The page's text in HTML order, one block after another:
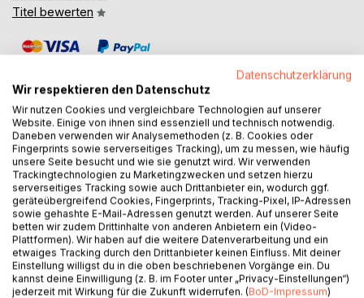
Titel bewerten
BESCHREIBUNG
Wenn es eine Möglichkeit gäbe, für immer glücklich zu
sein, würdest du sie ergreifen?
Wie weit würdest du für ewiges Glück gehen?
Und ist es das überhaupt wert?
Geh ein Stück mit Dante und Amanda, hör ihnen zu und
entscheide am Ende selbst.
Datenschutzerklärung
Wir respektieren den Datenschutz
Wir nutzen Cookies und vergleichbare Technologien auf unserer
Website. Einige von ihnen sind essenziell und technisch notwendig.
Daneben verwenden wir Analysemethoden (z. B. Cookies oder
Fingerprints sowie serverseitiges Tracking), um zu messen, wie häufig
unsere Seite besucht und wie sie genutzt wird. Wir verwenden
Trackingtechnologien zu Marketingzwecken und setzen hierzu
serverseitiges Tracking sowie auch Drittanbieter ein, wodurch ggf.
geräteübergreifend Cookies, Fingerprints, Tracking-Pixel, IP-Adressen
sowie gehashte E-Mail-Adressen genutzt werden. Auf unserer Seite
betten wir zudem Drittinhalte von anderen Anbietern ein (Video-
Plattformen). Wir haben auf die weitere Datenverarbeitung und ein
etwaiges Tracking durch den Drittanbieter keinen Einfluss. Mit deiner
Einstellung willigst du in die oben beschriebenen Vorgänge ein. Du
kannst deine Einwilligung (z. B. im Footer unter „Privacy-Einstellungen“)
jederzeit mit Wirkung für die Zukunft widerrufen. (BoD-Impressum)